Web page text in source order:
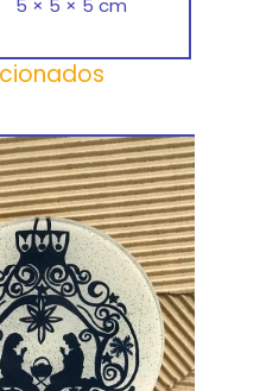
5 × 5 × 5 cm